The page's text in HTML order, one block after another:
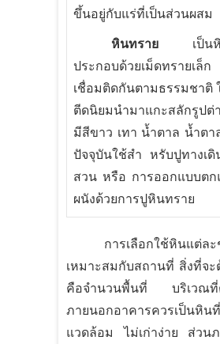
ขึ้นอยู่กับแร่ที่เป็นส่วนผสม
หินทราย เป็นหิ
ประกอบด้วยเม็ดทรายเล็ก
เชื่อมติดกันตามธรรมชาติ
ตีดนิยมนำมาแกะสลักรูปต่
มีสีขาว เทา น้ำตาล น้ำตา
ปัจจุบันใช้สำ หรับปูทางเดิ
สวน หรือ การออกแบบตก
ผนังด้วยการปูหินทราย
การเลือกใช้หินแต่ล
เหมาะสมกับสถานที่ สิ่งที่จ
คือจำนวนพื้นที่ บริเวณ
ภายนอกอาคารควรเป็นหิน
แวดล้อม ไม่เก่าง่าย ส่วนภ